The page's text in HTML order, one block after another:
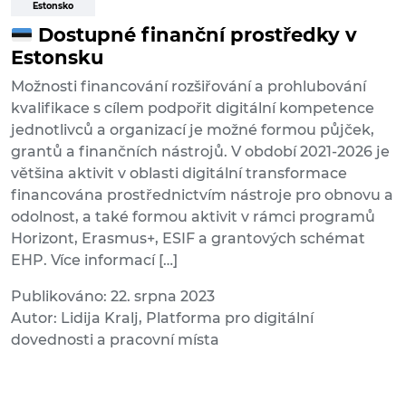
Estonsko
Dostupné finanční prostředky v
Estonsku
Možnosti financování rozšiřování a prohlubování
kvalifikace s cílem podpořit digitální kompetence
jednotlivců a organizací je možné formou půjček,
grantů a finančních nástrojů. V období 2021-2026 je
většina aktivit v oblasti digitální transformace
financována prostřednictvím nástroje pro obnovu a
odolnost, a také formou aktivit v rámci programů
Horizont, Erasmus+, ESIF a grantových schémat
EHP. Více informací […]
Publikováno: 22. srpna 2023
Autor: Lidija Kralj, Platforma pro digitální
dovednosti a pracovní místa